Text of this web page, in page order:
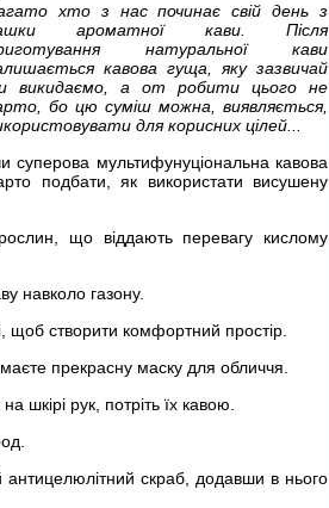
хто з нас починає свій день з
ароматної кави. Після
натуральної кави
кавова гуща, яку зазвичай
викидаємо, а от робити цього не
бо цю суміш можна, виявляється,
для корисних цілей...
суперова мультифунуціональна кавова
подбати, як використати висушену
що віддають перевагу кислому
навколо газону.
, щоб створити комфортний простір.
прекрасну маску для обличчя.
шкірі рук, потріть їх кавою.
скраб, додавши в нього